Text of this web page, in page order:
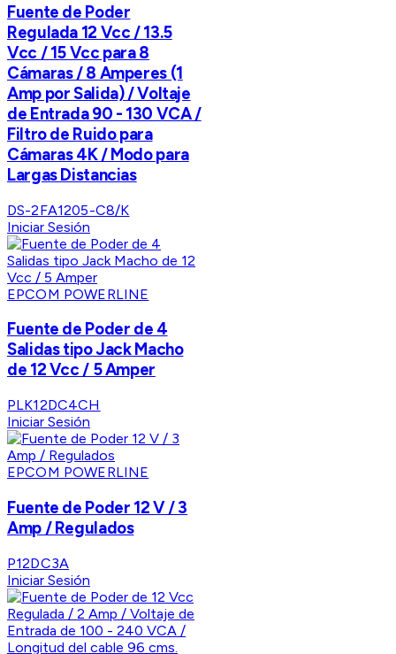
Fuente de Poder
Regulada 12 Vcc / 13.5
Vcc / 15 Vcc para 8
Cámaras / 8 Amperes (1
Amp por Salida) / Voltaje
de Entrada 90 - 130 VCA /
Filtro de Ruido para
Cámaras 4K / Modo para
Largas Distancias
DS-2FA1205-C8/K
Iniciar Sesión
EPCOM POWERLINE
Fuente de Poder de 4
Salidas tipo Jack Macho
de 12 Vcc / 5 Amper
PLK12DC4CH
Iniciar Sesión
EPCOM POWERLINE
Fuente de Poder 12 V / 3
Amp / Regulados
P12DC3A
Iniciar Sesión